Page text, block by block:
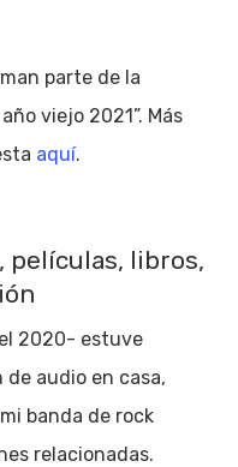
parte de la
viejo 2021”. Más
aquí.
películas, libros,
2020- estuve
audio en casa,
banda de rock
relacionadas.